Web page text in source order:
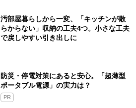
汚部屋暮らしから一変、「キッチンが散
らからない」収納の工夫4つ。小さな工夫
で戻しやすい引き出しに
防災・停電対策にあると安心。「超薄型
ポータブル電源」の実力は？​
PR